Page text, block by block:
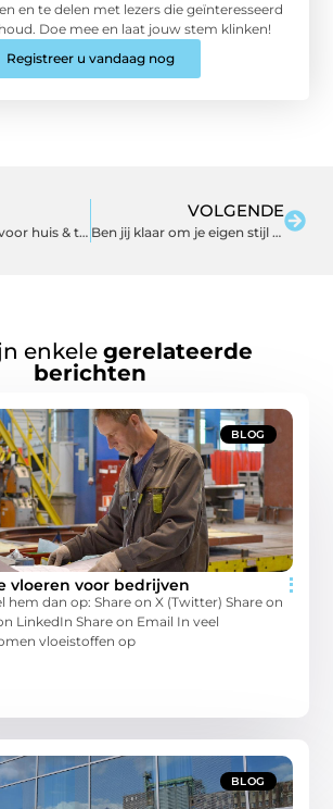
en te delen met lezers die geïnteresseerd
Doe mee en laat jouw stem klinken!
Registreer u vandaag nog
Praktische gids voor huis & tuin met slimme routines
VOLGENDE
Ben jij klaar om je eigen stijl te herdefiniëren met een uniek montuur op maat?
enkele gerelateerde
berichten
BLOG
vloeren voor bedrijven
hem dan op: Share on X (Twitter) Share on
LinkedIn Share on Email In veel
vloeistoffen op
BLOG